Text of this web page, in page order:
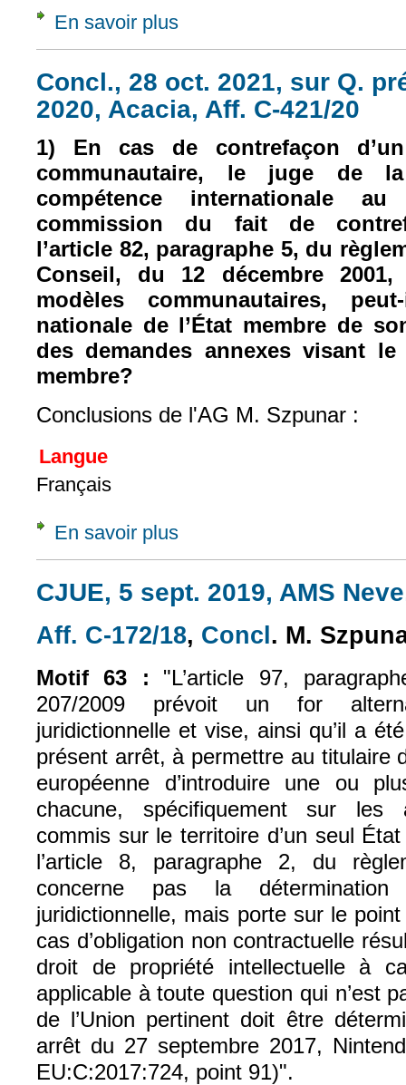
En savoir plus
Concl., 28 oct. 2021, sur Q.
2020, Acacia, Aff. C-421/20
1) En cas de contrefaçon
communautaire, le juge de
compétence internationale
commission du fait de
l’article 82, paragraphe 5, du
Conseil, du 12 décembre
modèles communautaires,
nationale de l’État membre de
des demandes annexes visant
membre?
Conclusions de l'AG M. Szpunar :
Langue
Français
En savoir plus
CJUE, 5 sept. 2019, AMS
Aff. C-172/18 (le lien est externe)
, Concl (le lien est
. M.
Motif 63 :
"L’article 97,
207/2009 prévoit un for
juridictionnelle et vise, ainsi qu’il a
présent arrêt, à permettre au titulaire
européenne d’introduire une ou
chacune, spécifiquement sur les
commis sur le territoire d’un seul
l’article 8, paragraphe 2, du
concerne pas la
juridictionnelle, mais porte sur le
cas d’obligation non contractuelle
droit de propriété intellectuelle à
applicable à toute question qui n’est
de l’Union pertinent doit être
arrêt du 27 septembre 2017,
EU:C:2017:724, point 91)".